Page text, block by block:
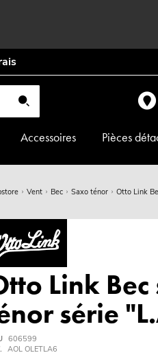
Accessoires Pièces
Vent Bec Saxo ténor Otto Link
Link
série
606599
AOL OLETLA6